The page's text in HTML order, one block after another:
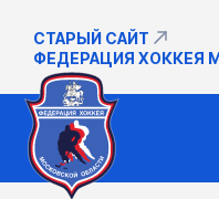
СТАРЫЙ САЙТ
ФЕДЕРАЦИЯ ХОККЕЯ